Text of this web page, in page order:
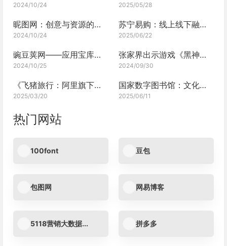
2024/10/24 2025/05/28
昵图网：创意与资源的宝库
2024/10/24
苏宁易购：线上线下融合的零售巨头深度剖析
2025/06/22
豌豆荚网——应用宝库的多面探索
2024/10/25
张家界出示游戏《黑神话：悟空》通关截图即可免费游玩
2024/09/30
《飞猪旅行：阿里旗下的旅行平台》
2025/03/20
国家数字图书馆：文化典籍的璀璨数字殿堂
2025/06/11
热门网站
100font 豆包
包图网 网易博客
5118营销大数据... 拼多多